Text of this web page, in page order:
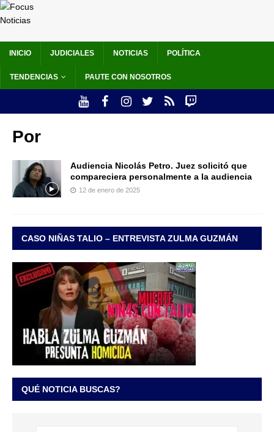
INICIO JUDICIALES NOTICIAS POLÍTICA
TENDENCIAS PAUTE CON NOSOTROS
Por
Audiencia Nicolás Petro. Juez solicitó que
compareciera personalmente a la audiencia
12 de enero de 2025
CASO NIÑAS TALIO – ENTREVISTA ZULMA GUZMÁN
QUÉ NOTICIA BUSCAS?